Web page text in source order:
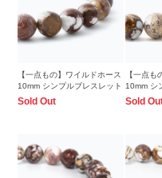
【一点もの】ワイルドホース
10mm シンプルブレスレット
Sold Out
【一点も
10mm シ
Sold